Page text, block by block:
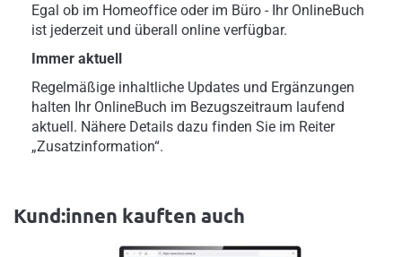
Egal ob im Homeoffice oder im Büro - Ihr OnlineBuch
ist jederzeit und überall online verfügbar.
Immer aktuell
Regelmäßige inhaltliche Updates und Ergänzungen
halten Ihr OnlineBuch im Bezugszeitraum laufend
aktuell. Nähere Details dazu finden Sie im Reiter
„Zusatzinformation“.
Kund:innen kauften auch